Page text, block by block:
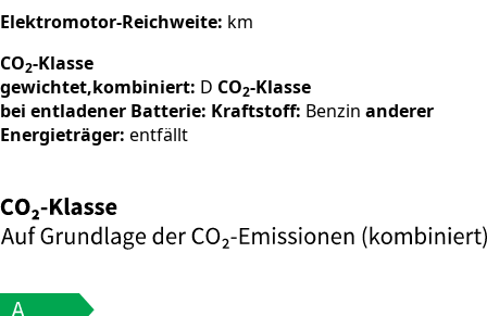
Elektromotor-Reichweite: km
CO2-Klasse
gewichtet,kombiniert: D CO2-Klasse
bei entladener Batterie: Kraftstoff: Benzin anderer
Energieträger: entfällt